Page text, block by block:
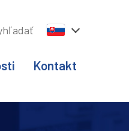
Kontakt